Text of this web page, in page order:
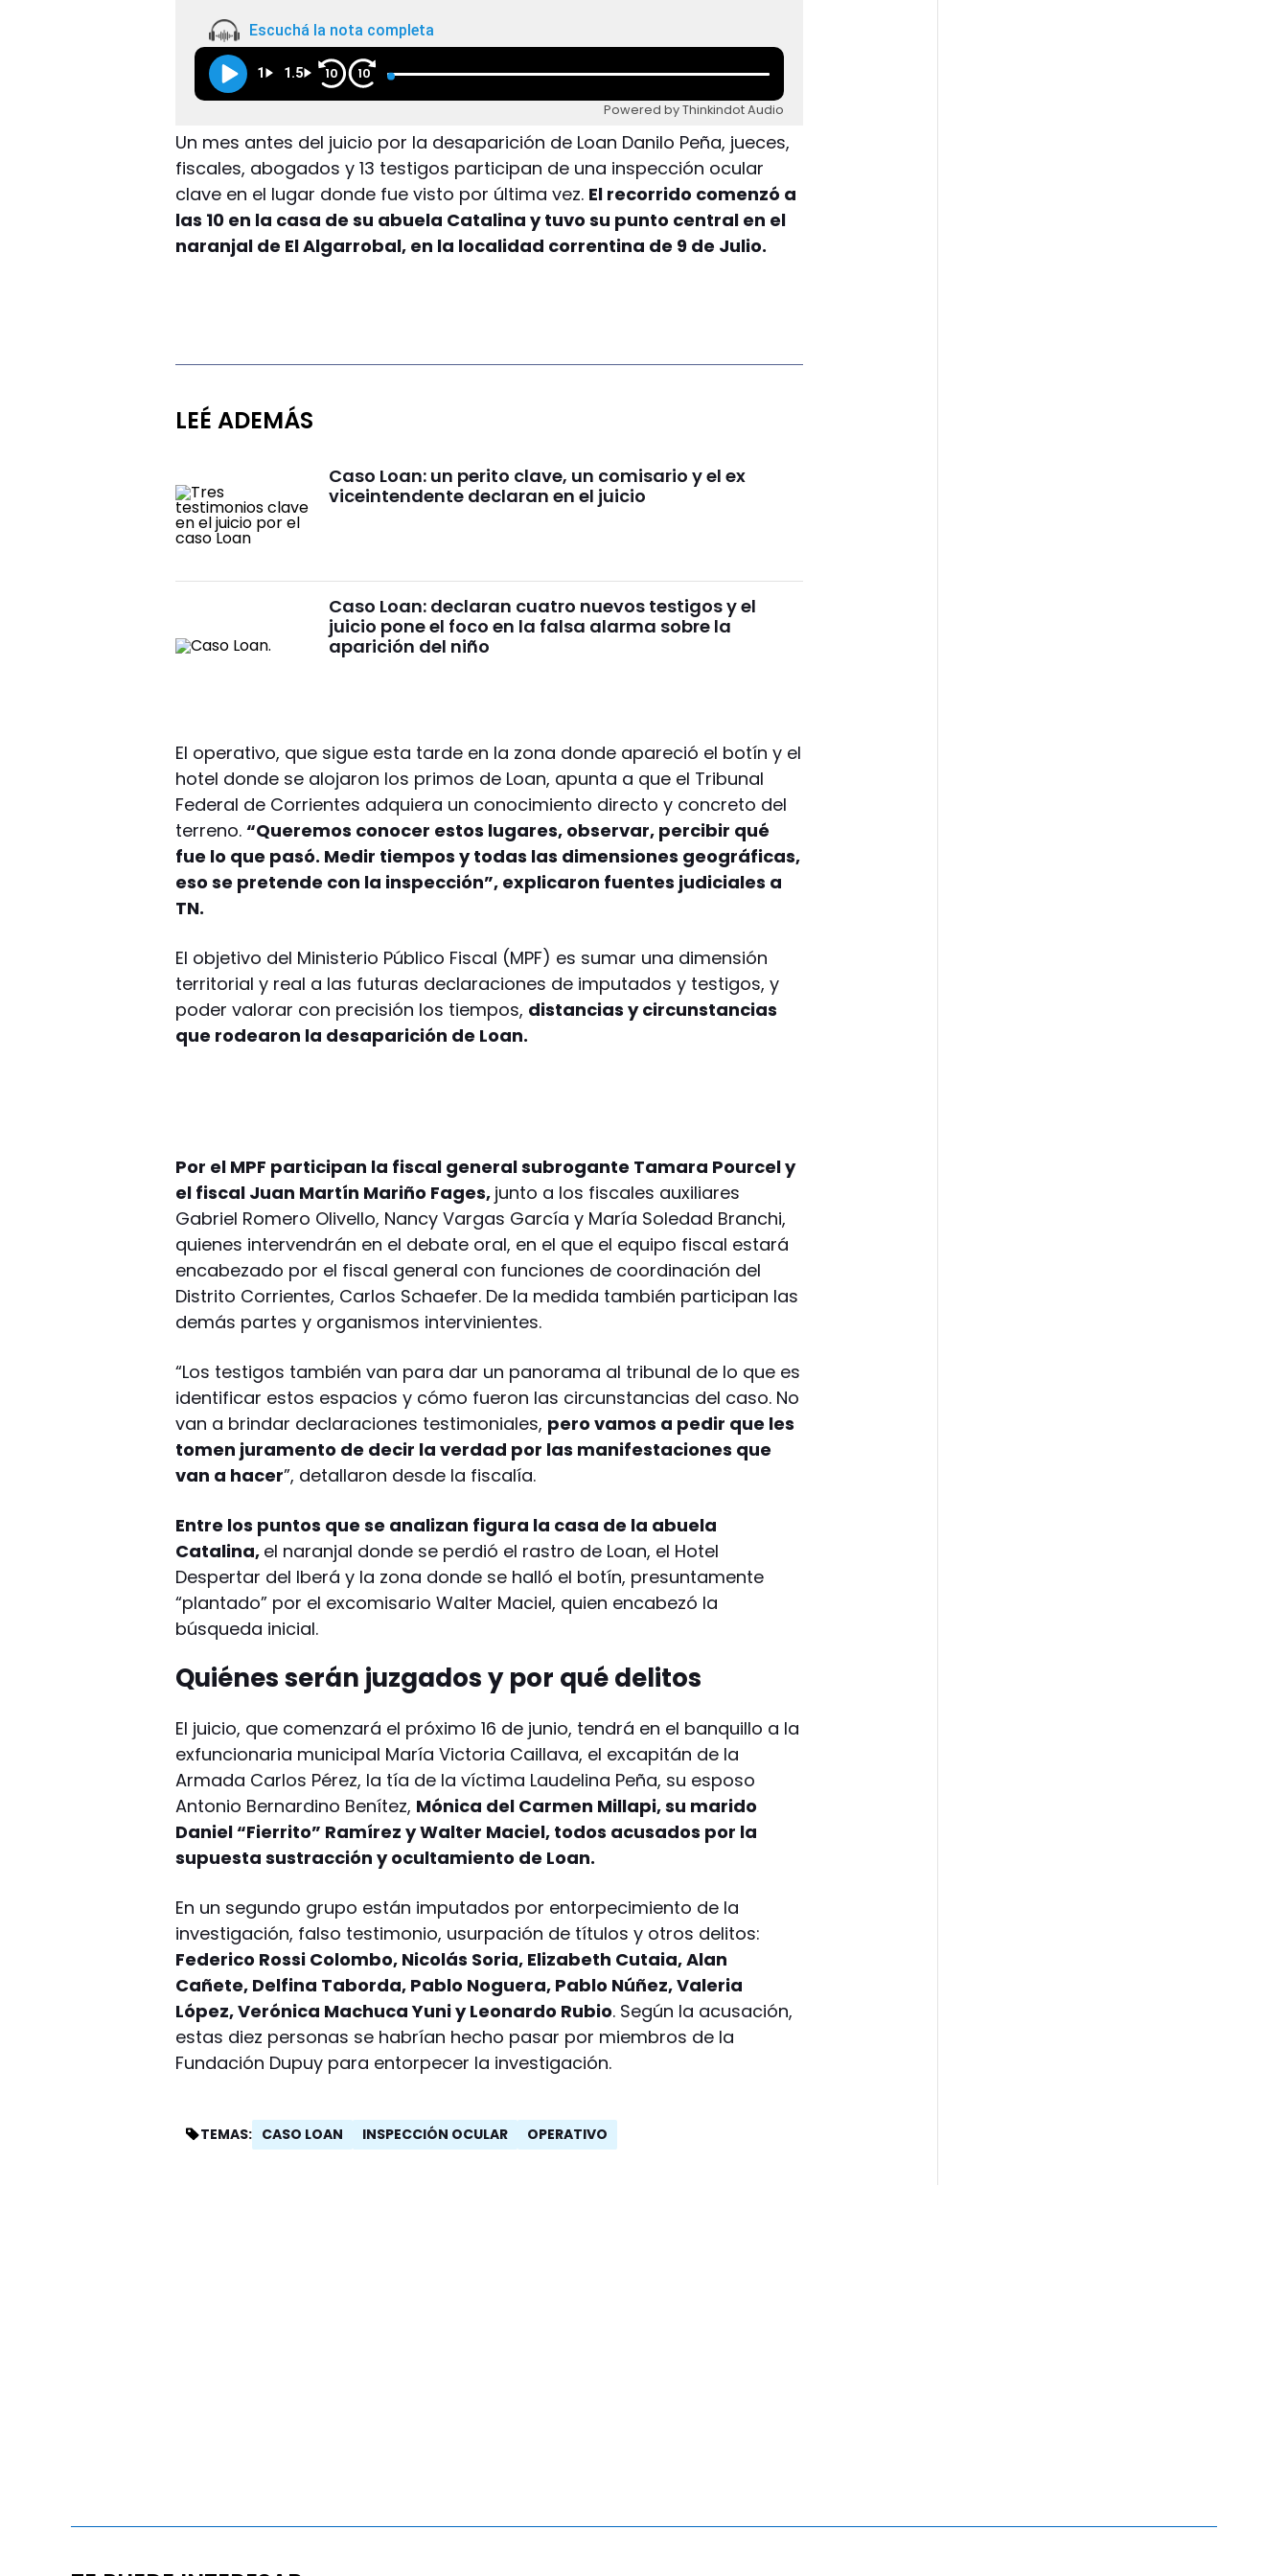
Escuchá la nota completa
1 1.5 10 10
Powered by Thinkindot Audio
Un mes antes del juicio por la desaparición de Loan Danilo Peña, jueces,
fiscales, abogados y 13 testigos participan de una inspección ocular
clave en el lugar donde fue visto por última vez. El recorrido comenzó a
las 10 en la casa de su abuela Catalina y tuvo su punto central en el
naranjal de El Algarrobal, en la localidad correntina de 9 de Julio.
LEÉ ADEMÁS
Caso Loan: un perito clave, un comisario y el ex
viceintendente declaran en el juicio
Caso Loan: declaran cuatro nuevos testigos y el
juicio pone el foco en la falsa alarma sobre la
aparición del niño
El operativo, que sigue esta tarde en la zona donde apareció el botín y el
hotel donde se alojaron los primos de Loan, apunta a que el Tribunal
Federal de Corrientes adquiera un conocimiento directo y concreto del
terreno.“Queremos conocer estos lugares, observar, percibir qué
fue lo que pasó. Medir tiempos y todas las dimensiones geográficas,
eso se pretende con la inspección”, explicaron fuentes judiciales a
TN.
El objetivo del Ministerio Público Fiscal (MPF) es sumar una dimensión
territorial y real a las futuras declaraciones de imputados y testigos, y
poder valorar con precisión los tiempos, distancias y circunstancias
que rodearon la desaparición de Loan.
Por el MPF participan la fiscal general subrogante Tamara Pourcel y
el fiscal Juan Martín Mariño Fages, junto a los fiscales auxiliares
Gabriel Romero Olivello, Nancy Vargas García y María Soledad Branchi,
quienes intervendrán en el debate oral, en el que el equipo fiscal estará
encabezado por el fiscal general con funciones de coordinación del
Distrito Corrientes, Carlos Schaefer. De la medida también participan las
demás partes y organismos intervinientes.
“Los testigos también van para dar un panorama al tribunal de lo que es
identificar estos espacios y cómo fueron las circunstancias del caso. No
van a brindar declaraciones testimoniales, pero vamos a pedir que les
tomen juramento de decir la verdad por las manifestaciones que
van a hacer”, detallaron desde la fiscalía.
Entre los puntos que se analizan figura la casa de la abuela
Catalina, el naranjal donde se perdió el rastro de Loan, el Hotel
Despertar del Iberá y la zona donde se halló el botín, presuntamente
“plantado” por el excomisario Walter Maciel, quien encabezó la
búsqueda inicial.
Quiénes serán juzgados y por qué delitos
El juicio, que comenzará el próximo 16 de junio, tendrá en el banquillo a la
exfuncionaria municipal María Victoria Caillava, el excapitán de la
Armada Carlos Pérez, la tía de la víctima Laudelina Peña, su esposo
Antonio Bernardino Benítez, Mónica del Carmen Millapi, su marido
Daniel “Fierrito” Ramírez y Walter Maciel, todos acusados por la
supuesta sustracción y ocultamiento de Loan.
En un segundo grupo están imputados por entorpecimiento de la
investigación, falso testimonio, usurpación de títulos y otros delitos:
Federico Rossi Colombo, Nicolás Soria, Elizabeth Cutaia, Alan
Cañete, Delfina Taborda, Pablo Noguera, Pablo Núñez, Valeria
López, Verónica Machuca Yuni y Leonardo Rubio. Según la acusación,
estas diez personas se habrían hecho pasar por miembros de la
Fundación Dupuy para entorpecer la investigación.
TEMAS: CASO LOAN INSPECCIÓN OCULAR OPERATIVO